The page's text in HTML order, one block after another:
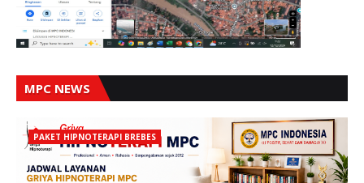
MPC NEWS
PAKET HIPNOTERAPI BREBES